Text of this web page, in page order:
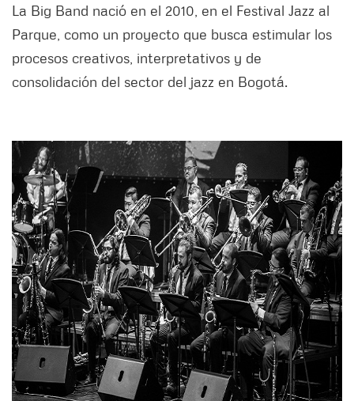
La Big Band nació en el 2010, en el Festival Jazz al
Parque, como un proyecto que busca estimular los
procesos creativos, interpretativos y de
consolidación del sector del jazz en Bogotá.